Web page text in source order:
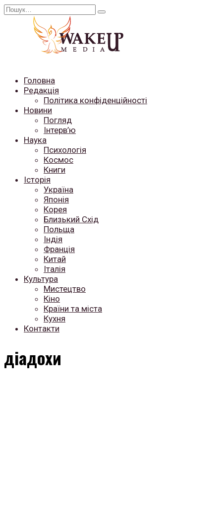
Перейти
Search
Головна
Редакція
Політика конфіденційності
Новини
Погляд
Інтерв’ю
Наука
Психологія
Космос
Книги
Історія
Україна
Японія
Корея
Близький Схід
Польща
Індія
Франція
Китай
Італія
Культура
Мистецтво
Кіно
Країни та міста
Кухня
Контакти
діадохи